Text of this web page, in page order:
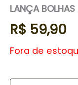
LANÇA BOLHAS
R$ 59,90
Fora de